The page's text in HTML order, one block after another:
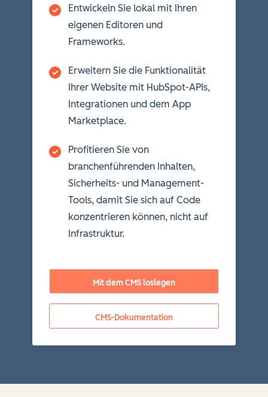
Entwickeln Sie lokal mit Ihren
eigenen Editoren und
Frameworks.
Erweitern Sie die Funktionalität
Ihrer Website mit HubSpot-APIs,
Integrationen und dem App
Marketplace.
Profitieren Sie von
branchenführenden Inhalten,
Sicherheits- und Management-
Tools, damit Sie sich auf Code
konzentrieren können, nicht auf
Infrastruktur.
Mit dem CMS loslegen
CMS-Dokumentation